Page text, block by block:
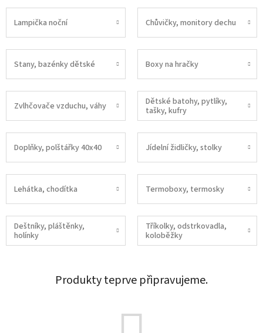
Lampička noční Chůvičky, monitory dechu
Stany, bazénky dětské Boxy na hračky
Zvlhčovače vzduchu, váhy
Dětské batohy, pytlíky,
tašky, kufry
Doplňky, polštářky 40x40 Jídelní židličky, stolky
Lehátka, chodítka Termoboxy, termosky
Deštníky, pláštěnky,
holínky
Tříkolky, odstrkovadla,
koloběžky
Produkty teprve připravujeme.